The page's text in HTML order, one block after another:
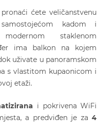
pronaći ćete veličanstvenu
kadom i
staklenom
ima balkon na kojem
uživate u panoramskom
s vlastitom kupaonicom i
etaži.
i pokrivena WiFi
a predviđen je za4